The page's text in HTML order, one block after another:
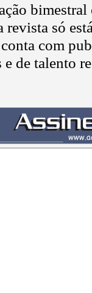
bimestral
revista só
com
de talento